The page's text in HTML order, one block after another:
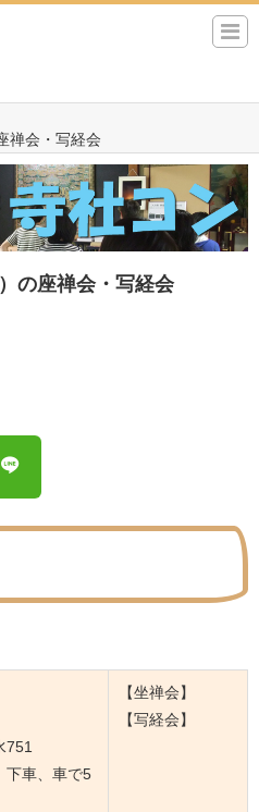
禅会・写経会
の座禅会・写経会
751
下車、車で5
【坐禅会】
【写経会】